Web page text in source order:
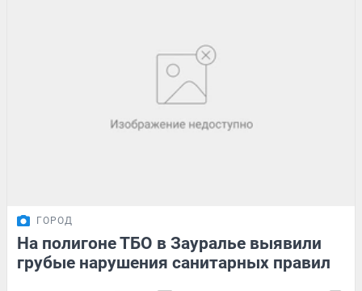
ГОРОД
На полигоне ТБО в Зауралье выявили
грубые нарушения санитарных правил